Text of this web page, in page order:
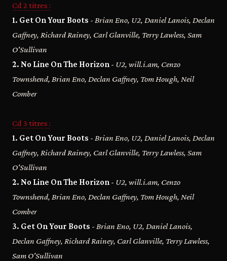
Cd 2 titres :
1. Get On Your Boots - Brian Eno, U2, Daniel Lanois, Declan
Gaffney, Richard Rainey, Carl Glanville, Terry Lawless, Sam
O'Sullivan
2. No Line On The Horizon - U2, will.i.am, Cenzo
Townshend, Brian Eno, Declan Gaffney, Tom Hough, Neil
Comber
Cd 3 titres :
1. Get On Your Boots - Brian Eno, U2, Daniel Lanois, Declan
Gaffney, Richard Rainey, Carl Glanville, Terry Lawless, Sam
O'Sullivan
2. No Line On The Horizon - U2, will.i.am, Cenzo
Townshend, Brian Eno, Declan Gaffney, Tom Hough, Neil
Comber
3. Get On Your Boots - Brian Eno, U2, Daniel Lanois,
Declan Gaffney, Richard Rainey, Carl Glanville, Terry Lawless,
Sam O'Sullivan